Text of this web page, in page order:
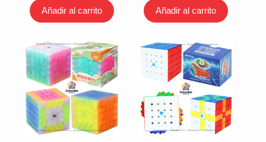
Añadir al carrito Añadir al carrito